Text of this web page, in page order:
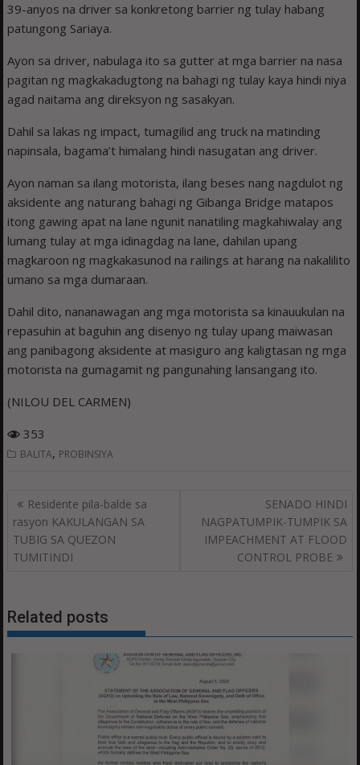
39-anyos na driver sa konkretong barrier ng tulay habang
patungong Sariaya.
Ayon sa driver, nabulaga ito sa gutter at mga barrier na nasa
pagitan ng magkakadugtong na bahagi ng tulay kaya hindi niya
agad naitama ang direksyon ng sasakyan.
Dahil sa lakas ng impact, tumagilid ang truck na matinding
napinsala, bagama’t himalang hindi nasugatan ang driver.
Ayon naman sa ilang motorista, ilang beses nang nagdulot ng
aksidente ang naturang bahagi ng Gibanga Bridge matapos
itong gawing apat na lane ngunit nanatiling magkahiwalay ang
lumang tulay at mga idinagdag na lane, dahilan upang
magkaroon ng magkakasunod na railings at harang na nakalilito
umano sa mga dumaraan.
Dahil dito, nananawagan ang mga motorista sa kinauukulan na
repasuhin at baguhin ang disenyo ng tulay upang maiwasan
ang panibagong aksidente at masiguro ang kaligtasan ng mga
motorista na gumagamit ng pangunahing lansangang ito.
(NILOU DEL CARMEN)
353
BALITA, PROBINSIYA
Post
navigation
Residente pila-balde sa
rasyon KAKULANGAN SA
TUBIG SA QUEZON
TUMITINDI
SENADO HINDI
NAGPATUMPIK-TUMPIK SA
IMPEACHMENT AT FLOOD
CONTROL PROBE
Related posts